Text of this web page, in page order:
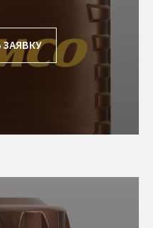
ЗАЯВКУ